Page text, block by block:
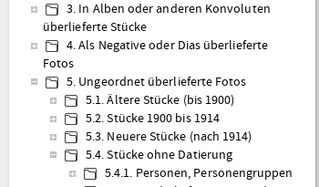
3. In Alben oder anderen Konvoluten
überlieferte Stücke
4. Als Negative oder Dias überlieferte
Fotos
5. Ungeordnet überlieferte Fotos
5.1. Ältere Stücke (bis 1900)
5.2. Stücke 1900 bis 1914
5.3. Neuere Stücke (nach 1914)
5.4. Stücke ohne Datierung
5.4.1. Personen, Personengruppen